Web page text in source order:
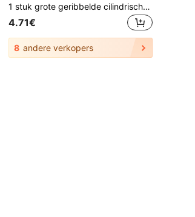
1 stuk grote geribbelde cilindrische pilaarkaars, 1,97 inch diameter, 1,97 inch-7,87 inch hoogte, handgemaakte geurkaars van sojawax, rookvrije decoratie voor thuis en slaapkamer, tafelornament voor bruiloftsdiner, cadeau voor dames het hele jaar door
4.71€
8 andere verkopers